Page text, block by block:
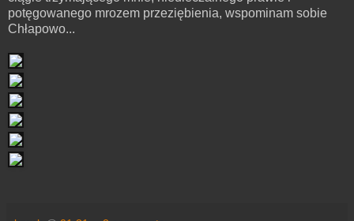
potęgowanego mrozem przeziębienia, wspominam sobie
Chłapowo...